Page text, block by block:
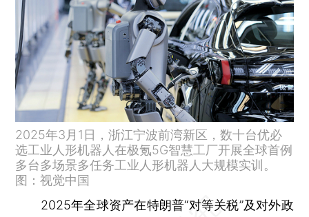
2025年3月1日，浙江宁波前湾新区，数十台优必
选工业人形机器人在极氪5G智慧工厂开展全球首例
多台多场景多任务工业人形机器人大规模实训。
图：视觉中国
2025年全球资产在特朗普“对等关税”及对外政